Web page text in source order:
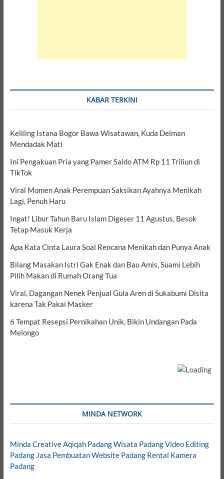
KABAR TERKINI
Keliling Istana Bogor Bawa Wisatawan, Kuda Delman
Mendadak Mati
Ini Pengakuan Pria yang Pamer Saldo ATM Rp 11 Triliun di
TikTok
Viral Momen Anak Perempuan Saksikan Ayahnya Menikah
Lagi, Penuh Haru
Ingat! Libur Tahun Baru Islam Digeser 11 Agustus, Besok
Tetap Masuk Kerja
Apa Kata Cinta Laura Soal Rencana Menikah dan Punya Anak
Bilang Masakan Istri Gak Enak dan Bau Amis, Suami Lebih
Pilih Makan di Rumah Orang Tua
Viral, Dagangan Nenek Penjual Gula Aren di Sukabumi Disita
karena Tak Pakai Masker
6 Tempat Resepsi Pernikahan Unik, Bikin Undangan Pada
Melongo
MINDA NETWORK
Minda CreativeAqiqah PadangWisata PadangVideo Editing
Padang Jasa Pembuatan Website Padang Rental Kamera
Padang